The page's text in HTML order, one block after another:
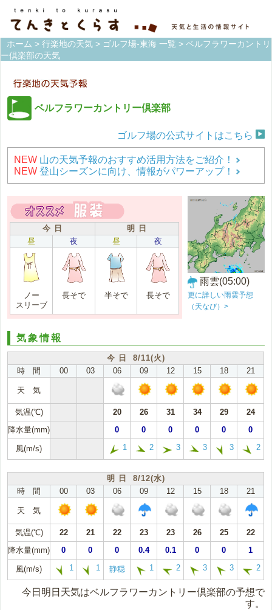
ホーム > 行楽地の天気 > ゴルフ場-東海 一覧 > ベルフラワーカントリ
ー倶楽部の天気
ベルフラワーカントリー倶楽部
ゴルフ場の公式サイトはこちら
NEW 山の天気予報のおすすめ活用方法をご紹介！
NEW 登山シーズンに向け、情報がパワーアップ！
今 日
明 日
昼
夜 昼 夜
ノー
スリーブ
長そで 半そで 長そで
雨雲(05:00)
更に詳しい雨雲予想
（天なび）>
気象情報
今 日 8/11(火)
時 間
00 03 06 09 12 15 18 21
天 気
気温(℃) 20 26 31 34 29
24
降水量(mm)
0 0 0 0 0 0
風(m/s) 1 2 3 3 3 2
明 日 8/12(水)
時 間
00 03 06 09 12 15 18 21
天 気
気温(℃) 22 21 22 23 23 26 25
22
降水量(mm)
0 0 0 0.4 0.1 0 0 1
風(m/s) 1 1 静穏 1 2 3 3 2
今日明日天気はベルフラワーカントリー倶楽部の予想で
す。